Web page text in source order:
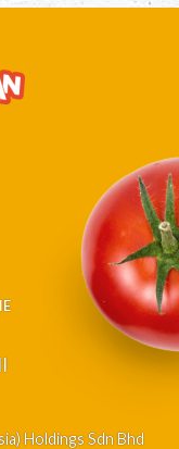
Holdings Sdn Bhd